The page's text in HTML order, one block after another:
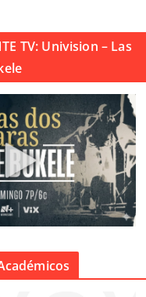
TV: Univision – Las